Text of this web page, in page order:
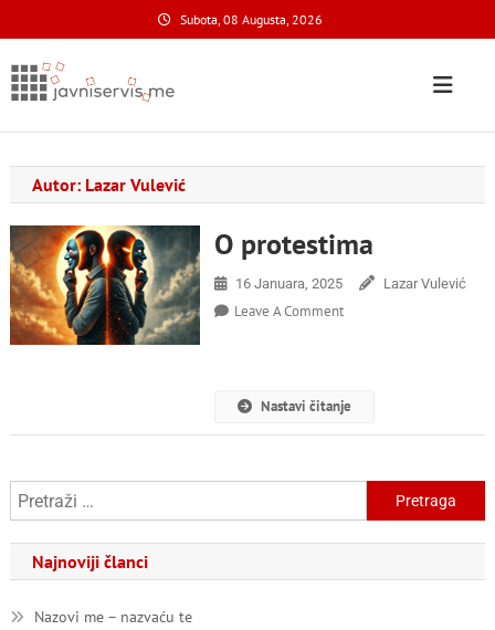
to
content
Subota, 08 Augusta, 2026
Javni Servis
Autor: Lazar Vulević
O protestima
16 Januara, 2025 Lazar Vulević
Leave A CommentOn
Nastavi čitanje
Pretraga:
Najnoviji članci
Nazovi me – nazvaću te